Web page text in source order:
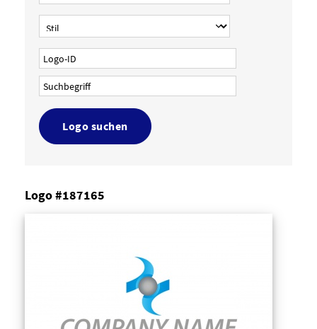
Logo suchen
Logo #187165